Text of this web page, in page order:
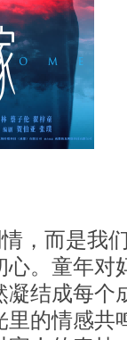
情，而是
。童年对
结成每个
里的情感共